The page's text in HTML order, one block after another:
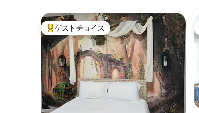
大好評のゲストチョイスです。
ゲストチョイス